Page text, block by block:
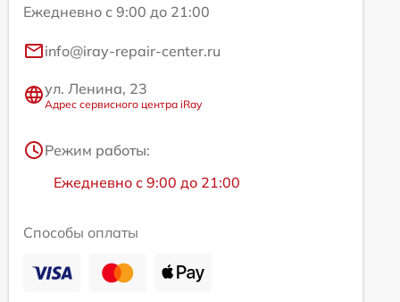
Ежедневно с 9:00 до 21:00
info@iray-repair-center.ru
ул. Ленина, 23
Адрес сервисного центра iRay
Режим работы:
Ежедневно с 9:00 до 21:00
Способы оплаты